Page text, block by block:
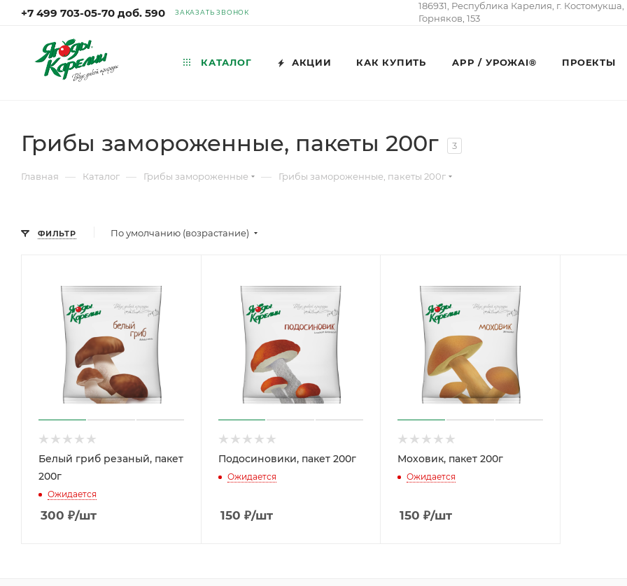
+7 499 703-05-70 доб. 590 ЗАКАЗАТЬ ЗВОНОК
186931, Республика Карелия, г.
Горняков, 153
КАТАЛОГ АКЦИИ КАК КУПИТЬ APP / УРОЖAI® ПРОЕКТЫ
Грибы замороженные, пакеты 200г 3
Главная — Каталог — Грибы замороженные — Грибы замороженные, пакеты 200г
ФИЛЬТР По умолчанию (возрастание)
Белый гриб резаный, пакет
200г
Ожидается
300 ₽/шт
Подосиновики, пакет 200г
Ожидается
150 ₽/шт
Моховик, пакет 200г
Ожидается
150 ₽/шт